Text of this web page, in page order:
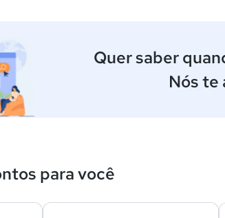
Quer saber
Nós te
para você